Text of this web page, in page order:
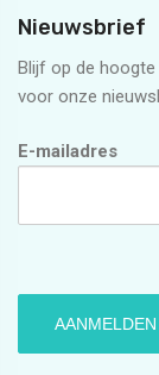
Nieuwsbrief
Blijf op de
voor onze
E-mailadres